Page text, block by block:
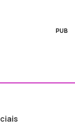
PUB